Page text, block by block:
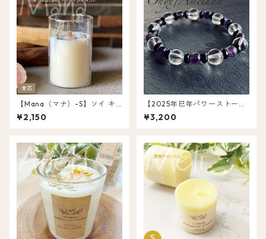
【Mana（マナ）-S】ソイ キ
ャンドル 木芯 ウッドウィック
香木パロサント＆ホワイトセ
¥2,150
【2025年巳年パワーストー
ン】オニキス＆アメジスト＆
水晶ブレスレット 15cm（LON
¥3,200